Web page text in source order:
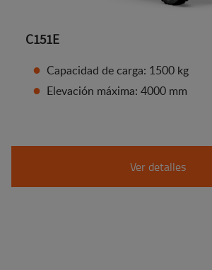
C151E
Capacidad de carga: 1500 kg
Elevación máxima: 4000 mm
Ver detalles